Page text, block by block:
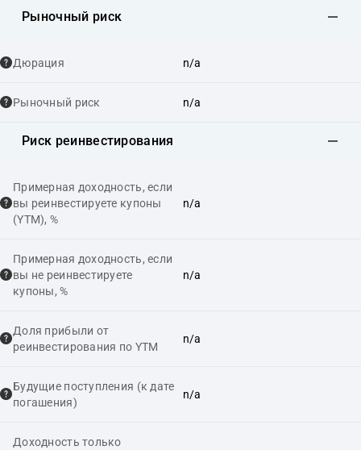
Рыночный риск
Дюрация n/a
Рыночный риск n/a
Риск реинвестирования
Примерная доходность, если
вы реинвестируете купоны
(YTM), %
n/a
Примерная доходность, если
вы не реинвестируете
купоны, %
n/a
Доля прибыли от
реинвестирования по YTM
n/a
Будущие поступления (к дате
погашения)
n/a
Доходность только